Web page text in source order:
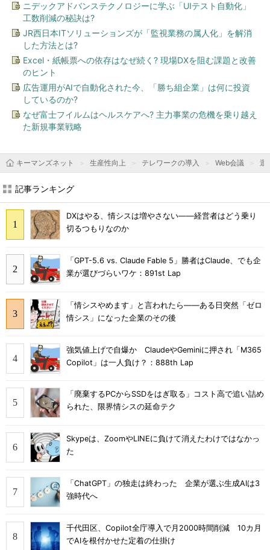
ニデックアドバンステクノロジーに学ぶ「UIテスト自動化」
工数削減の秘訣は?
JR西日本ITソリューションズが「監視業務の属人化」を解消
した方法とは?
Excel・紙帳票への依存はなぜ続く? 現場DXを阻む課題と改善
のヒント
広告運用がAIで自動化された今、「勝ち組企業」は何に投資
しているのか?
なぜ富士フイルムはヘルスケアへ? 主力事業の危機を乗り越え
た新規事業戦略
キーマンズネット 生産性向上 テレワークの導入 Web会議 運
記事ランキング
DXはやる、情シスは増やさない――経営者はどう乗り
切るつもりなのか
「GPT-5.6 vs. Claude Fable 5」勝者はClaude、でも企
業が選びづらいワケ：891st Lap
「情シスやめます」と言われたら――ある日突然「ゼロ
情シス」になった企業のその後
強気値上げで自爆か ClaudeやGeminiに押され「M365
Copilot」は一人負け？：888th Lap
「廃棄するPCからSSDをはぎ取る」コスト高で追い詰め
られた、限界情シスの延命テク
Skypeは、ZoomやLINEに負けて消えたわけではなかっ
た
「ChatGPT」の独走は終わった 企業が選ぶ生成AIは3
強時代へ
千代田区、Copilot全庁導入で月2000時間削減 10カ月
でAIを根付かせた定着の仕掛け